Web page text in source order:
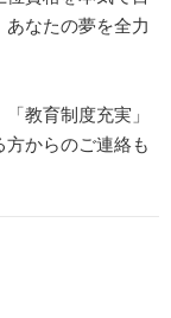
なたの夢を全力
教育制度充実」
からのご連絡も